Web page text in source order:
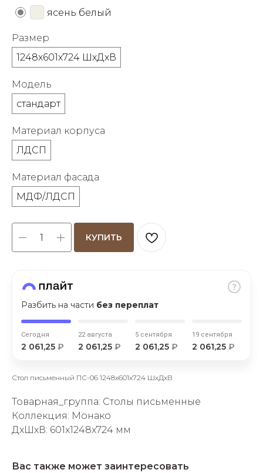
ясень белый
Размер
1248х601х724 ШхДхВ
Модель
стандарт
Материал корпуса
ЛДСП
Материал фасада
МДФ/ЛДСП
КУПИТЬ
Разбить на части без переплат
Сегодня
2 061,25 ₽
22 августа
2 061,25 ₽
5 сентября
2 061,25 ₽
19 сентября
2 061,25 ₽
об оплате Плайтом
недели
раз в 2 недели
Стол письменный ПС-06 1248х601х724 ШхДхВ
Товарная_группа: Столы письменные
Коллекция: Монако
ДxШxВ: 601x1248x724 мм
Вас также может заинтересовать